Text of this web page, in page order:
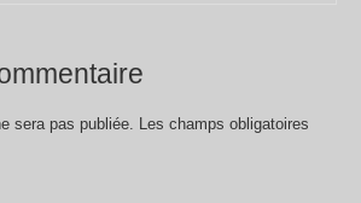
sera pas publiée. Les champs obligatoires